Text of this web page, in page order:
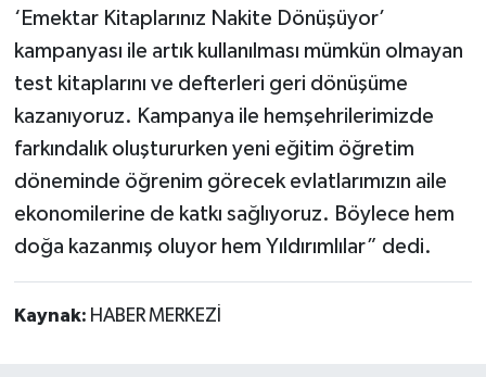
‘Emektar Kitaplarınız Nakite Dönüşüyor’
kampanyası ile artık kullanılması mümkün olmayan
test kitaplarını ve defterleri geri dönüşüme
kazanıyoruz. Kampanya ile hemşehrilerimizde
farkındalık oluştururken yeni eğitim öğretim
döneminde öğrenim görecek evlatlarımızın aile
ekonomilerine de katkı sağlıyoruz. Böylece hem
doğa kazanmış oluyor hem Yıldırımlılar” dedi.
Kaynak: HABER MERKEZİ